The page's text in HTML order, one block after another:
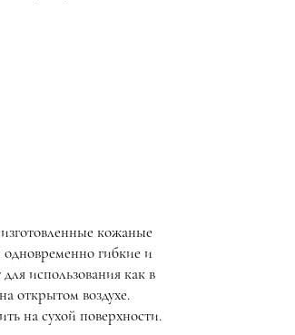
кожаные
гибкие и
использования как в
открытом воздухе.
на сухой поверхности.